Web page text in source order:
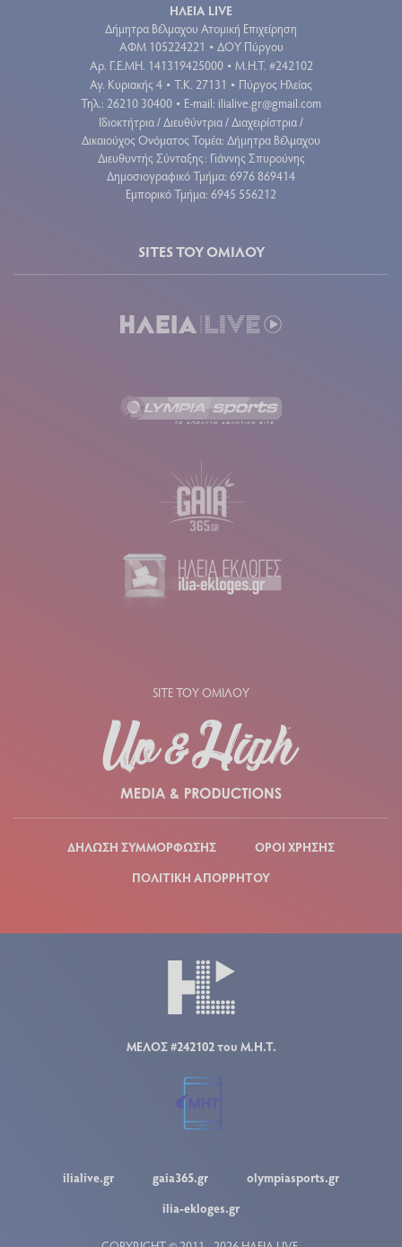
ΗΛΕΙΑ LIVE
Δήμητρα Βέλμαχου Ατομική Επιχείρηση
ΑΦΜ 105224221 • ΔΟΥ Πύργου
Aρ. Γ.Ε.ΜΗ. 141319425000 • Μ.Η.Τ. #242102
Αγ. Κυριακής 4 • Τ.Κ. 27131 • Πύργος Ηλείας
Τηλ.: 26210 30400 • E-mail: ilialive.gr@gmail.com
Ιδιοκτήτρια / Διευθύντρια / Διαχειρίστρια /
Δικαιούχος Ονόματος Τομέα: Δήμητρα Βέλμαχου
Διευθυντής Σύνταξης: Γιάννης Σπυρούνης
Δημοσιογραφικό Τμήμα: 6976 869414
Εμπορικό Τμήμα: 6945 556212
SITES ΤΟΥ ΟΜΙΛΟΥ
SITE ΤΟΥ ΟΜΙΛΟΥ
ΔΗΛΩΣΗ ΣΥΜΜΟΡΦΩΣΗΣ
ΟΡΟΙ ΧΡΗΣΗΣ
ΠΟΛΙΤΙΚΗ ΑΠΟΡΡΗΤΟΥ
ΜΕΛΟΣ #242102 του Μ.Η.Τ.
ilialive.gr gaia365.gr
olympiasports.gr
ilia-ekloges.gr